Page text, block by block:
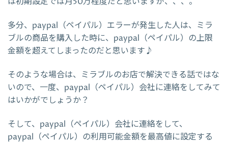
多分、paypal（ペイパル）エラーが発生した人は、ミラ
ブルの商品を購入した時に、paypal（ペイパル）の上限
金額を超えてしまったのだと思います♪
そのような場合は、ミラブルのお店で解決できる話ではな
いので、一度、paypal（ペイパル）会社に連絡をしてみて
はいかがでしょうか？
そして、paypal（ペイパル）会社に連絡をして、
paypal（ペイパル）の利用可能金額を最高値に設定する